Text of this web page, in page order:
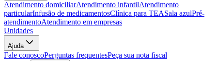
Atendimento domiciliarAtendimento infantilAtendimento
particularInfusão de medicamentosClínica para TEASala azulPré-
atendimentoAtendimento em empresas
Unidades
Ajuda
Fale conoscoPerguntas frequentesPeça sua nota fiscal